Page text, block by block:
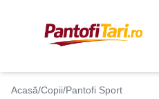
Acasă/Copii/Pantofi Sport